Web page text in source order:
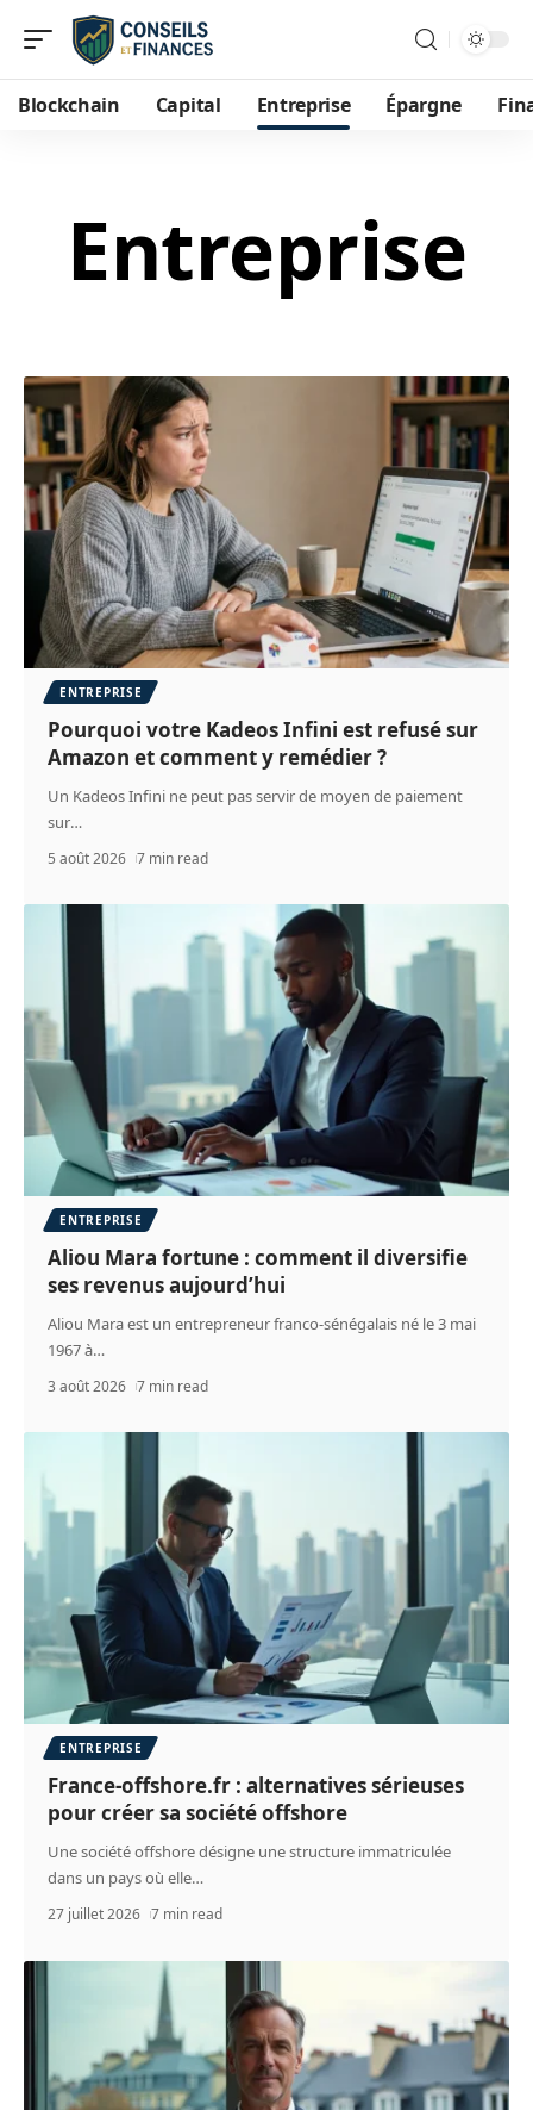
Blockchain Capital Entreprise Épargne
Entreprise
ENTREPRISE
Pourquoi votre Kadeos Infini est refusé sur
Amazon et comment y remédier ?
Un Kadeos Infini ne peut pas servir de moyen de paiement
sur…
5 août 2026 7 min read
ENTREPRISE
Aliou Mara fortune : comment il diversifie
ses revenus aujourd’hui
Aliou Mara est un entrepreneur franco-sénégalais né le 3 mai
1967 à…
3 août 2026 7 min read
ENTREPRISE
France-offshore.fr : alternatives sérieuses
pour créer sa société offshore
Une société offshore désigne une structure immatriculée
dans un pays où elle…
27 juillet 2026 7 min read